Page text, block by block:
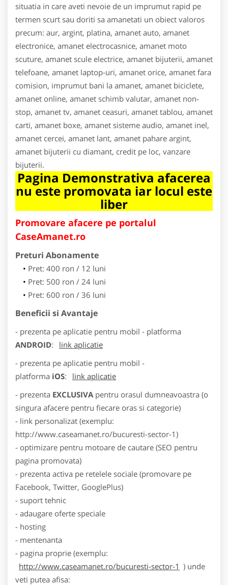
situatia in care aveti nevoie de un imprumut rapid pe
termen scurt sau doriti sa amanetati un obiect valoros
precum: aur, argint, platina, amanet auto, amanet
electronice, amanet electrocasnice, amanet moto
scuture, amanet scule electrice, amanet bijuterii, amanet
telefoane, amanet laptop-uri, amanet orice, amanet fara
comision, imprumut bani la amanet, amanet biciclete,
amanet online, amanet schimb valutar, amanet non-
stop, amanet tv, amanet ceasuri, amanet tablou, amanet
carti, amanet boxe, amanet sisteme audio, amanet inel,
amanet cercei, amanet lant, amanet pahare argint,
amanet bijuterii cu diamant, credit pe loc, vanzare
bijuterii.
Pagina Demonstrativa afacerea
nu este promovata iar locul este
liber
Promovare afacere pe portalul
CaseAmanet.ro
Preturi Abonamente
Pret: 400 ron / 12 luni
Pret: 500 ron / 24 luni
Pret: 600 ron / 36 luni
Beneficii si Avantaje
- prezenta pe aplicatie pentru mobil - platforma
ANDROID:
link aplicatie
- prezenta pe aplicatie pentru mobil -
platforma iOS:
link aplicatie
- prezenta EXCLUSIVA pentru orasul dumneavoastra (o
singura afacere pentru fiecare oras si categorie)
- link personalizat (exemplu:
http://www.caseamanet.ro/bucuresti-sector-1)
- optimizare pentru motoare de cautare (SEO pentru
pagina promovata)
- prezenta activa pe retelele sociale (promovare pe
Facebook, Twitter, GooglePlus)
- suport tehnic
- adaugare oferte speciale
- hosting
- mentenanta
- pagina proprie (exemplu:
http://www.caseamanet.ro/bucuresti-sector-1 ) unde
veti putea afisa: